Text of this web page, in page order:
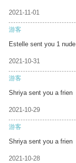
2021-11-01
游客
Estelle sent you 1 nude
2021-10-31
游客
Shriya sent you a frien
2021-10-29
游客
Shriya sent you a frien
2021-10-28